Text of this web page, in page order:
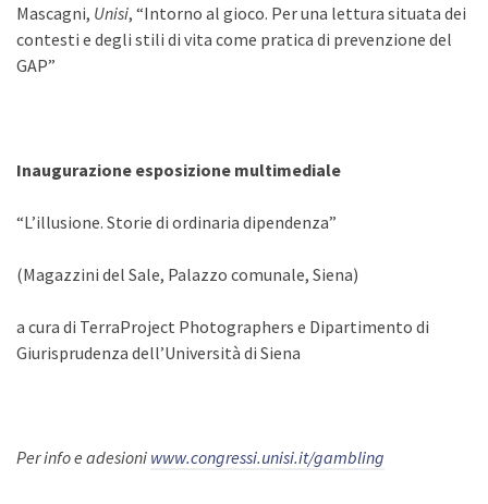
Mascagni, Unisi, “Intorno al gioco. Per una lettura situata dei
contesti e degli stili di vita come pratica di prevenzione del
GAP”
Inaugurazione esposizione multimediale
“L’illusione. Storie di ordinaria dipendenza”
(Magazzini del Sale, Palazzo comunale, Siena)
a cura di TerraProject Photographers e Dipartimento di
Giurisprudenza dell’Università di Siena
Per info e adesioni www.congressi.unisi.it/gambling